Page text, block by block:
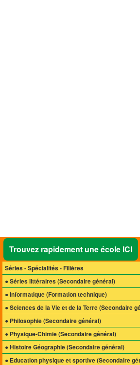
Trouvez rapidement une école ICI
Séries - Spécialités - Filières
● Séries littéraires(Secondaire général)
● Informatique(Formation technique)
● Sciences de la Vie et de la Terre(Secondaire
● Philosophie(Secondaire général)
● Physique-Chimie(Secondaire général)
● Histoire Géographie(Secondaire général)
● Education physique et sportive(Secondaire